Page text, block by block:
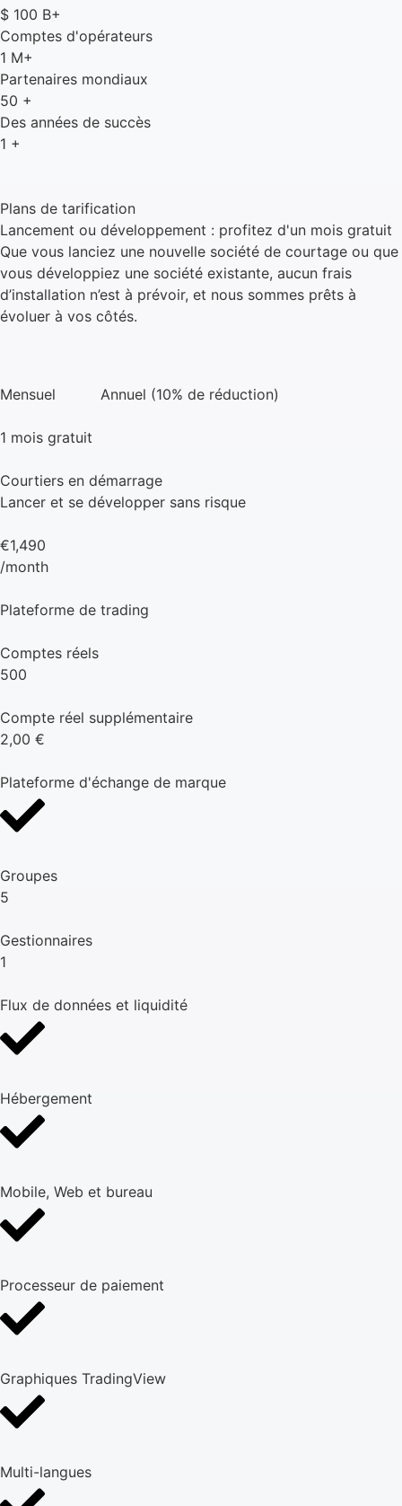
$ 100 B+
Comptes d'opérateurs
1 M+
Partenaires mondiaux
50 +
Des années de succès
1 +
Plans de tarification
Lancement ou développement : profitez d'un mois gratuit
Que vous lanciez une nouvelle société de courtage ou que
vous développiez une société existante, aucun frais
d’installation n’est à prévoir, et nous sommes prêts à
évoluer à vos côtés.
Mensuel Annuel (10% de réduction)
1 mois gratuit
Courtiers en démarrage
Lancer et se développer sans risque
€1,490
/month
Plateforme de trading
Comptes réels
500
Compte réel supplémentaire
2,00 €
Plateforme d'échange de marque
Groupes
5
Gestionnaires
1
Flux de données et liquidité
Hébergement
Mobile, Web et bureau
Processeur de paiement
Graphiques TradingView
Multi-langues